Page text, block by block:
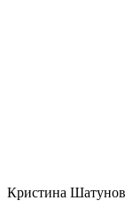
Кристина